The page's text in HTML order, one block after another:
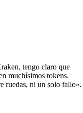
tengo claro que
muchísimos tokens.
ruedas, ni un solo fallo».